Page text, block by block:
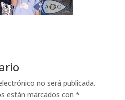
no será publicada.
están marcados con *